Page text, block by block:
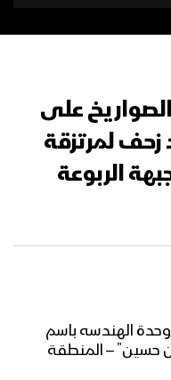
على
زحف لمرتزقة
الربوعة
الهندسه باسم
حسين” – المنطقة